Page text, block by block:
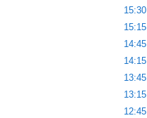
15:30
15:15
14:45
14:15
13:45
13:15
12:45